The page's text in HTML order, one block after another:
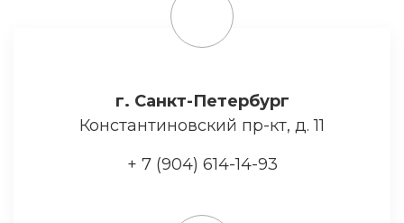
г. Санкт-Петербург
Константиновский пр-кт, д. 11
+ 7 (904) 614-14-93